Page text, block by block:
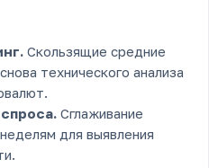
Скользящие средние
технического анализа
Сглаживание
для выявления